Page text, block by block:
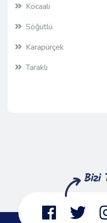
Kocaali
Söğütlü
Karapürçek
Taraklı